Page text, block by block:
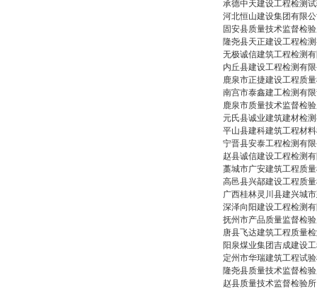
承德中天建设工程检测
河北恒山建设集团有限
固安县质量技术监督检
隆尧县天正建设工程检
无极诚信建筑工程检测
内丘县建设工程检测有
鹿泉市正捷建设工程质
南宫市泰鑫建工检测有
鹿泉市质量技术监督检
元氏县诚业建筑建材检
平山县建科建筑工程材
宁晋县安泰工程检测有
赵县诚信建设工程检测
藁城市广安建筑工程质
高邑县兴鄗建设工程质
广西桂林灵川县建兴城
深泽向阳建设工程检测
抚州市产品质量监督检
唐县飞达建筑工程质量
阳泉煤业集团吉成建设
定州市华瑞建筑工程试
隆尧县质量技术监督检
赵县质量技术监督检验所